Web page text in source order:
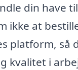
din have
ikke at
platform, så
kvalitet i